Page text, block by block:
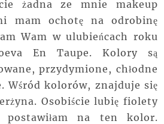
żadna ze mnie makeup
mam ochotę na odrobinę
Wam w ulubieńcach roku
En Taupe. Kolory są
przydymione, chłodne
Wśród kolorów, znajduje się
Osobiście lubię fiolety
na ten kolor.